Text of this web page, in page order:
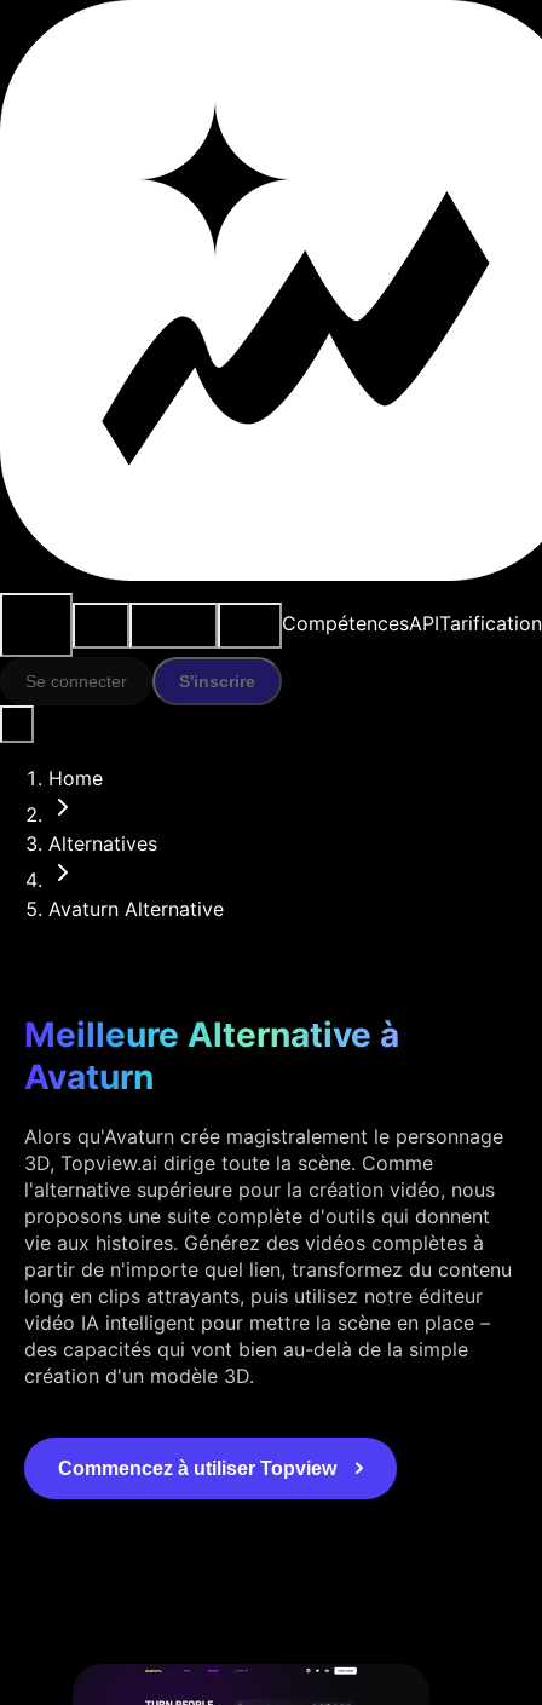
CompétencesAPITarification
Se connecter S'inscrire
Home
Alternatives
Avaturn Alternative
Meilleure Alternative à
Avaturn
Alors qu'Avaturn crée magistralement le personnage
3D, Topview.ai dirige toute la scène. Comme
l'alternative supérieure pour la création vidéo, nous
proposons une suite complète d'outils qui donnent
vie aux histoires. Générez des vidéos complètes à
partir de n'importe quel lien, transformez du contenu
long en clips attrayants, puis utilisez notre éditeur
vidéo IA intelligent pour mettre la scène en place –
des capacités qui vont bien au-delà de la simple
création d'un modèle 3D.
Commencez à utiliser Topview